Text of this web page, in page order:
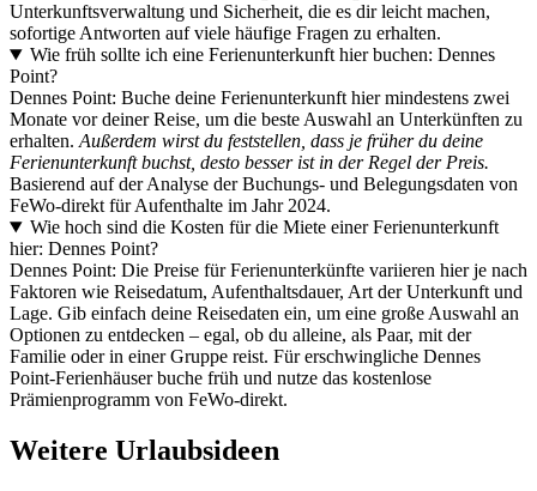
Unterkunftsverwaltung und Sicherheit, die es dir leicht machen,
sofortige Antworten auf viele häufige Fragen zu erhalten.
Wie früh sollte ich eine Ferienunterkunft hier buchen: Dennes
Point?
Dennes Point: Buche deine Ferienunterkunft hier mindestens zwei
Monate vor deiner Reise, um die beste Auswahl an Unterkünften zu
erhalten. Außerdem wirst du feststellen, dass je früher du deine
Ferienunterkunft buchst, desto besser ist in der Regel der Preis.
Basierend auf der Analyse der Buchungs- und Belegungsdaten von
FeWo-direkt für Aufenthalte im Jahr 2024.
Wie hoch sind die Kosten für die Miete einer Ferienunterkunft
hier: Dennes Point?
Dennes Point: Die Preise für Ferienunterkünfte variieren hier je nach
Faktoren wie Reisedatum, Aufenthaltsdauer, Art der Unterkunft und
Lage. Gib einfach deine Reisedaten ein, um eine große Auswahl an
Optionen zu entdecken – egal, ob du alleine, als Paar, mit der
Familie oder in einer Gruppe reist. Für erschwingliche Dennes
Point-Ferienhäuser buche früh und nutze das kostenlose
Prämienprogramm von FeWo-direkt.
Weitere Urlaubsideen